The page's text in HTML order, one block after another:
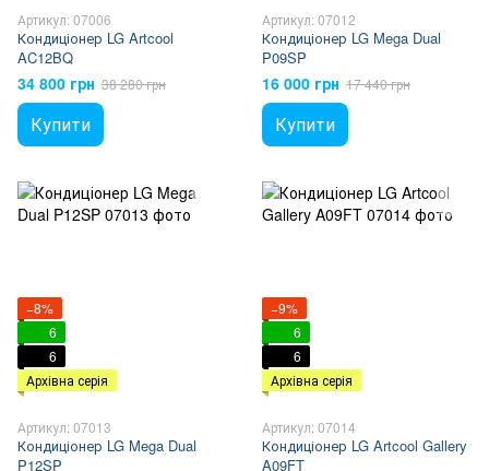
Артикул: 07006
Кондиціонер LG Artcool
AC12BQ
34 800 грн 38 280 грн
Купити
Артикул: 07012
Кондиціонер LG Mega Dual
P09SP
16 000 грн 17 440 грн
Купити
−8%
6
6
Архівна серія
Артикул: 07013
Кондиціонер LG Mega Dual
P12SP
−9%
6
6
Архівна серія
Артикул: 07014
Кондиціонер LG Artcool Gallery
A09FT